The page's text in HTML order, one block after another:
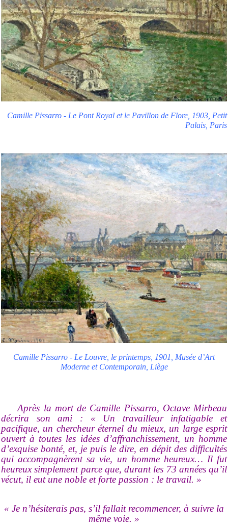
Camille Pissarro - Le Pont Royal et le Pavillon de Flore, 1903, Petit
Palais, Paris
Camille Pissarro - Le Louvre, le printemps, 1901, Musée d’Art
Moderne et Contemporain, Liège
Après la mort de Camille Pissarro, Octave Mirbeau
décrira son ami : « Un travailleur infatigable et
pacifique, un chercheur éternel du mieux, un large esprit
ouvert à toutes les idées d’affranchissement, un homme
d’exquise bonté, et, je puis le dire, en dépit des difficultés
qui accompagnèrent sa vie, un homme heureux… Il fut
heureux simplement parce que, durant les 73 années qu’il
vécut, il eut une noble et forte passion : le travail. »
« Je n’hésiterais pas, s’il fallait recommencer, à suivre la
même voie. »